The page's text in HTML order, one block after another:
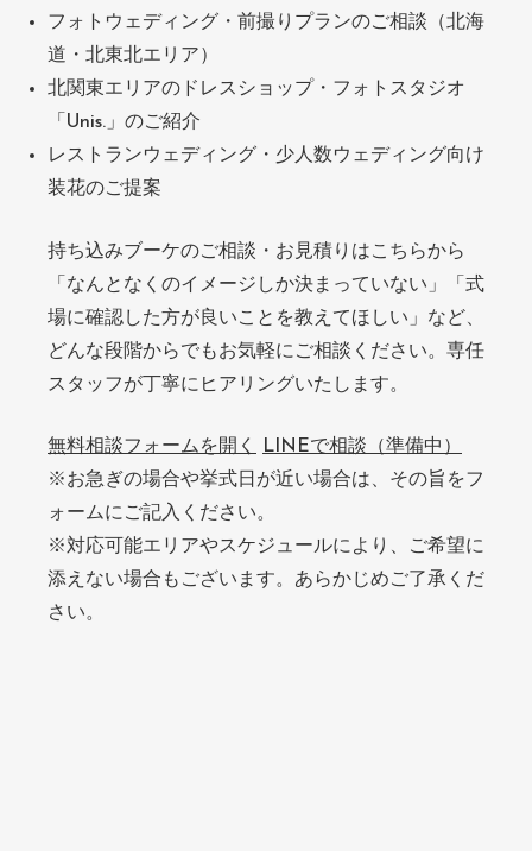
フォトウェディング・前撮りプランのご相談（北海
道・北東北エリア）
北関東エリアのドレスショップ・フォトスタジオ
「Unis.」のご紹介
レストランウェディング・少人数ウェディング向け
装花のご提案
持ち込みブーケのご相談・お見積りはこちらから
「なんとなくのイメージしか決まっていない」「式
場に確認した方が良いことを教えてほしい」など、
どんな段階からでもお気軽にご相談ください。専任
スタッフが丁寧にヒアリングいたします。
無料相談フォームを開く
LINEで相談（準備中）
※お急ぎの場合や挙式日が近い場合は、その旨をフ
ォームにご記入ください。
※対応可能エリアやスケジュールにより、ご希望に
添えない場合もございます。あらかじめご了承くだ
さい。